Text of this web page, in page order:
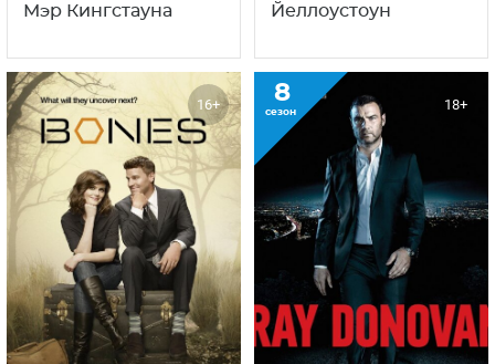
Мэр Кингстауна Йеллоустоун
16+ 8
сезон 18+